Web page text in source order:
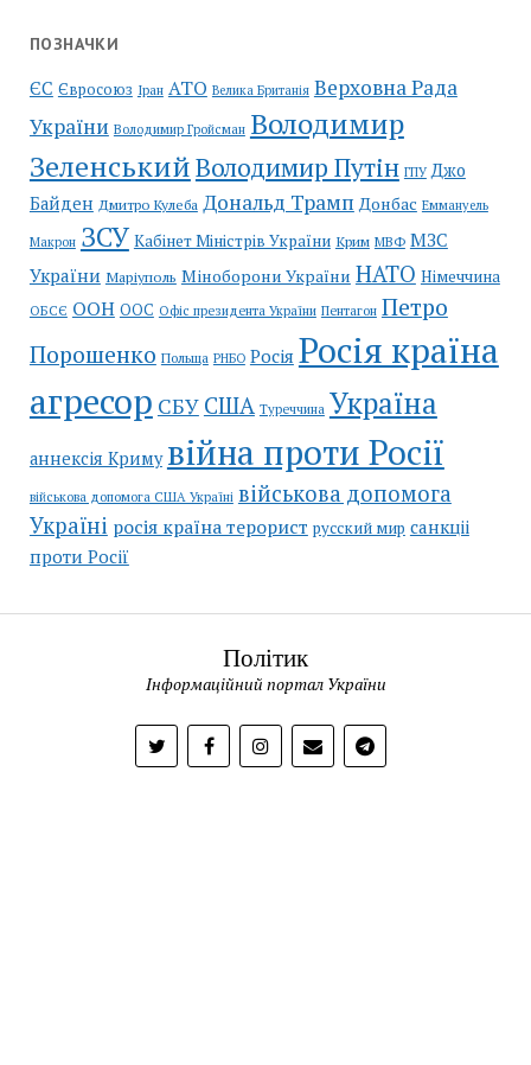
ПОЗНАЧКИ
ЄС Євросоюз Іран АТО Велика Британія Верховна Рада
України Володимир Гройсман Володимир
ЗеленськийВолодимир Путін ГПУ Джо
Байден Дмитро Кулеба Дональд Трамп Донбас Еммануель
Макрон ЗСУ Кабінет Міністрів України Крим МВФ МЗС
України Маріуполь Міноборони України НАТО Німеччина
ОБСЄ ООН ООС Офіс президента України Пентагон Петро
Порошенко Польща РНБО Росія Росія країна
агресор СБУ США Туреччина Україна
аннексія Криму війна проти Росії
військова допомога США Україні військова допомога
Україні росія країна терорист русский мир санкціі
проти Росії
Політик
Інформаційний портал України